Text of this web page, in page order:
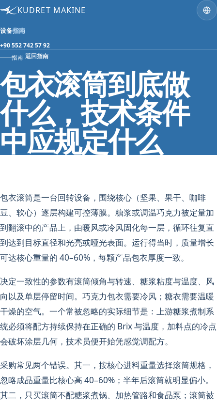
KUDRET MAKINE
设备指南
+90 552 742 57 92
指南 返回指南
包衣滚筒到底做
什么，技术条件
中应规定什么
包衣滚筒是一台回转设备，围绕核心（坚果、果干、咖啡
豆、软心）逐层构建可控薄膜。糖浆或调温巧克力被定量加
到翻滚中的产品上，由暖风或冷风固化每一层，循环往复直
到达到目标直径和光亮或哑光表面。运行得当时，质量增长
可达核心重量的 40–60%，每颗产品包衣厚度一致。
决定一致性的参数有滚筒倾角与转速、糖浆粘度与温度、风
向以及单层停留时间。巧克力包衣需要冷风；糖衣需要温暖
干燥的空气。一个常被忽略的实际细节是：上游糖浆煮制系
统必须将配方持续保持在正确的 Brix 与温度，加料点的冷点
会破坏涂层几何，技术员便开始凭感觉调配方。
采购常见两个错误。其一，按核心进料重量选择滚筒规格，
忽略成品重量比核心高 40–60%；半年后滚筒就明显偏小。
其二，只买滚筒不配糖浆煮锅、加热管路和食品泵；滚筒被